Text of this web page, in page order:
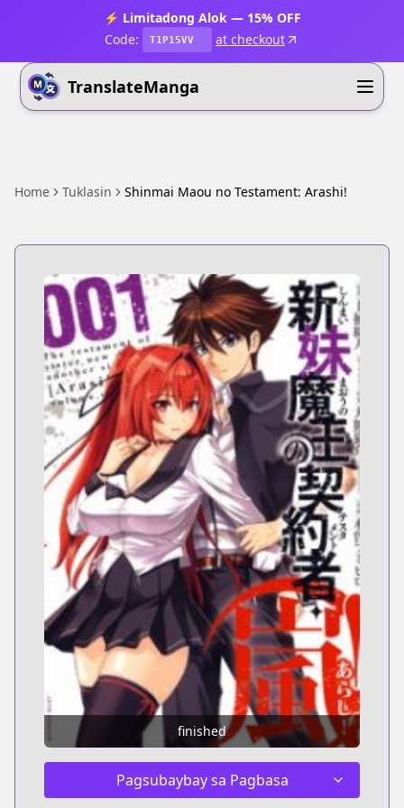
⚡ Limitadong Alok — 15% OFF
Code:
T1P15VV at checkout
TranslateManga
Home Tuklasin Shinmai Maou no Testament: Arashi!
finished
Pagsubaybay sa Pagbasa